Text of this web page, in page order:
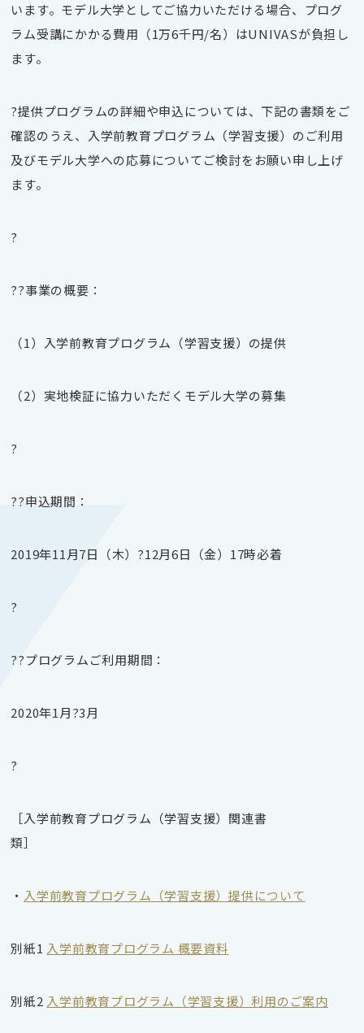
います。モデル大学としてご協力いただける場合、プログ
ラム受講にかかる費用（1万6千円/名）はUNIVASが負担し
ます。
?提供プログラムの詳細や申込については、下記の書類をご
確認のうえ、入学前教育プログラム（学習支援）のご利用
及びモデル大学への応募についてご検討をお願い申し上げ
ます。
?
??事業の概要：
（1）入学前教育プログラム（学習支援）の提供
（2）実地検証に協力いただくモデル大学の募集
?
??申込期間：
2019年11 月7日（木）?12月6日（金） 17時必着
?
??プログラムご利用期間：
2020年1月?3月
?
［入学前教育プログラム（学習支援）関連書
類］
・ 入学前教育プログラム（学習支援）提供について
別紙1 入学前教育プログラム 概要資料
別紙2 入学前教育プログラム（学習支援）利用のご案内